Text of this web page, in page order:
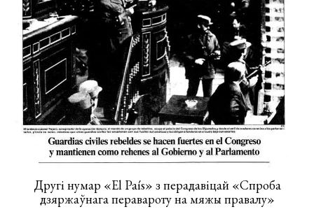
Другі нумар «El País» з перадавіцай «Спроба
дзяржаўнага перавароту на мяжы правалу»